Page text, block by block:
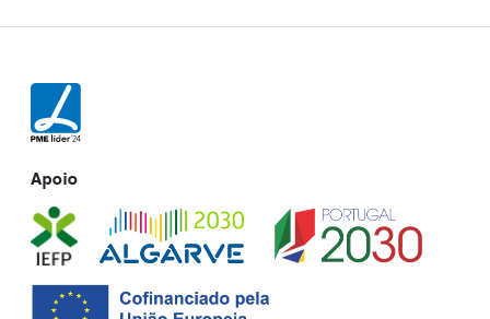
Apoio